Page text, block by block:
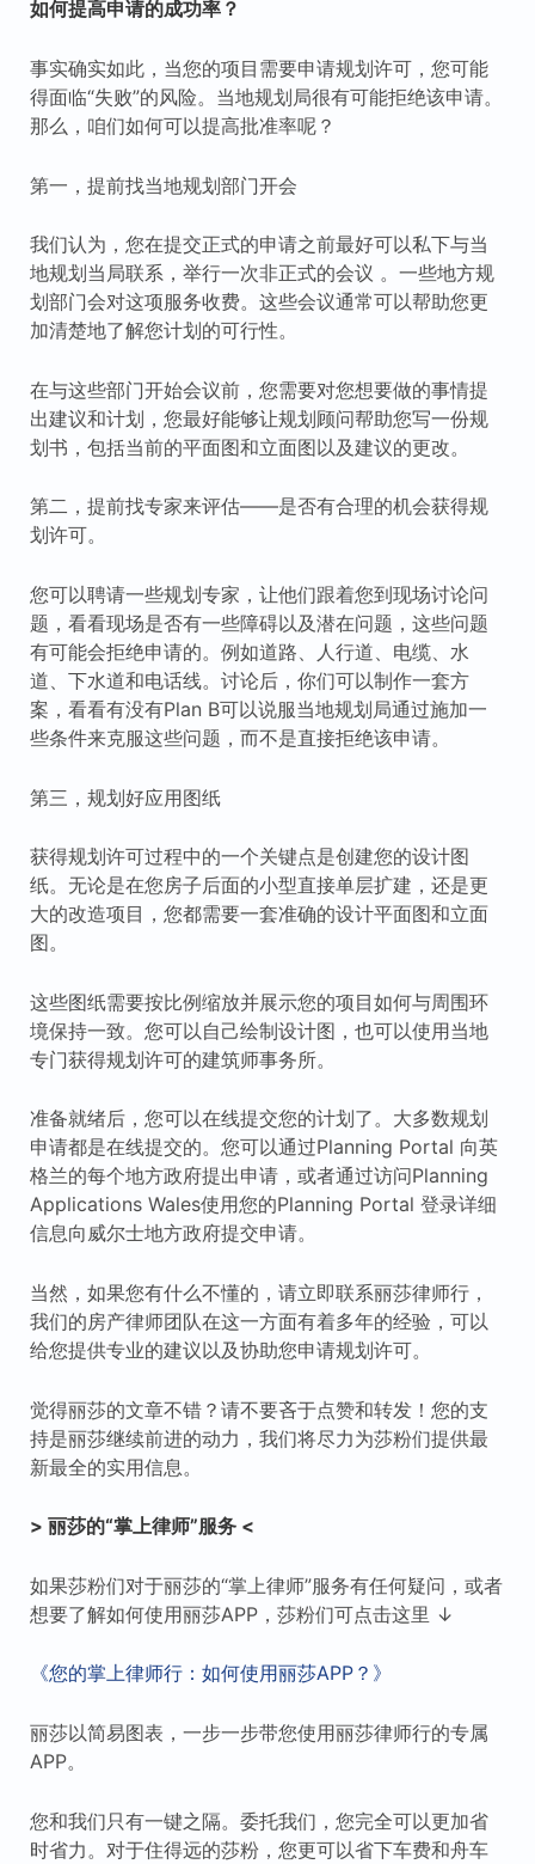
如何提高申请的成功率？
事实确实如此，当您的项目需要申请规划许可，您可能
得面临“失败”的风险。当地规划局很有可能拒绝该申请。
那么，咱们如何可以提高批准率呢？
第一，提前找当地规划部门开会
我们认为，您在提交正式的申请之前最好可以私下与当
地规划当局联系，举行一次非正式的会议 。一些地方规
划部门会对这项服务收费。这些会议通常可以帮助您更
加清楚地了解您计划的可行性。
在与这些部门开始会议前，您需要对您想要做的事情提
出建议和计划，您最好能够让规划顾问帮助您写一份规
划书，包括当前的平面图和立面图以及建议的更改。
第二，提前找专家来评估——是否有合理的机会获得规
划许可。
您可以聘请一些规划专家，让他们跟着您到现场讨论问
题，看看现场是否有一些障碍以及潜在问题，这些问题
有可能会拒绝申请的。例如道路、人行道、电缆、水
道、下水道和电话线。讨论后，你们可以制作一套方
案，看看有没有Plan B可以说服当地规划局通过施加一
些条件来克服这些问题，而不是直接拒绝该申请。
第三，规划好应用图纸
获得规划许可过程中的一个关键点是创建您的设计图
纸。无论是在您房子后面的小型直接单层扩建，还是更
大的改造项目，您都需要一套准确的设计平面图和立面
图。
这些图纸需要按比例缩放并展示您的项目如何与周围环
境保持一致。您可以自己绘制设计图，也可以使用当地
专门获得规划许可的建筑师事务所。
准备就绪后，您可以在线提交您的计划了。大多数规划
申请都是在线提交的。您可以通过Planning Portal 向英
格兰的每个地方政府提出申请，或者通过访问Planning
Applications Wales使用您的Planning Portal 登录详细
信息向威尔士地方政府提交申请。
当然，如果您有什么不懂的，请立即联系丽莎律师行，
我们的房产律师团队在这一方面有着多年的经验，可以
给您提供专业的建议以及协助您申请规划许可。
觉得丽莎的文章不错？请不要吝于点赞和转发！您的支
持是丽莎继续前进的动力，我们将尽力为莎粉们提供最
新最全的实用信息。
> 丽莎的“掌上律师”服务 <
如果莎粉们对于丽莎的“掌上律师”服务有任何疑问，或者
想要了解如何使用丽莎APP，莎粉们可点击这里 ↓
《您的掌上律师行：如何使用丽莎APP？》
丽莎以简易图表，一步一步带您使用丽莎律师行的专属
APP。
您和我们只有一键之隔。委托我们，您完全可以更加省
时省力。对于住得远的莎粉，您更可以省下车费和舟车